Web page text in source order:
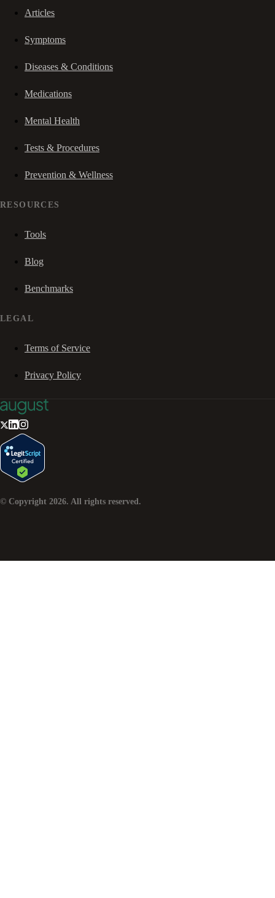
Articles
Symptoms
Diseases & Conditions
Medications
Mental Health
Tests & Procedures
Prevention & Wellness
RESOURCES
Tools
Blog
Benchmarks
LEGAL
Terms of Service
Privacy Policy
© Copyright 2026. All rights reserved.